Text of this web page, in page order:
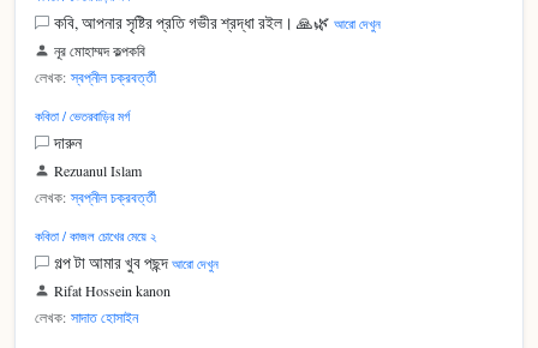
কবি, আপনার সৃষ্টির প্রতি গভীর শ্রদ্ধা রইল। 🙏🌿 আরো দেখুন
নূর মোহাম্মদ কল্পকবি
লেখক: স্বপ্নীল চক্রবর্ত্তী
কবিতা / ভেতরবাড়ির মর্গ
দারুন
Rezuanul Islam
লেখক: স্বপ্নীল চক্রবর্ত্তী
কবিতা / কাজল চোখের মেয়ে ২
গল্প টা আমার খুব পছন্দ আরো দেখুন
Rifat Hossein kanon
লেখক: সাদাত হোসাইন